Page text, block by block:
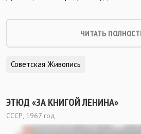
ЧИТАТЬ
Советская Живопись
ЭТЮД «ЗА КНИГОЙ ЛЕНИНА»
СССР, 1967 год